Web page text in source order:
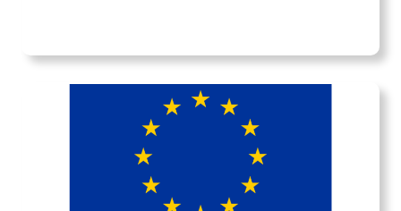
Stichting Natuur en Milieu Aalten (SNMA)/Stichting